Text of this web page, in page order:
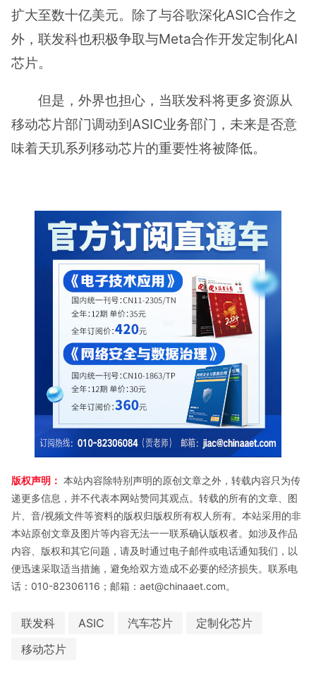
扩大至数十亿美元。除了与谷歌深化ASIC合作之
外，联发科也积极争取与Meta合作开发定制化AI
芯片。
但是，外界也担心，当联发科将更多资源从
移动芯片部门调动到ASIC业务部门，未来是否意
味着天玑系列移动芯片的重要性将被降低。
版权声明： 本站内容除特别声明的原创文章之外，转载内容只为传
递更多信息，并不代表本网站赞同其观点。转载的所有的文章、图
片、音/视频文件等资料的版权归版权所有权人所有。本站采用的非
本站原创文章及图片等内容无法一一联系确认版权者。如涉及作品
内容、版权和其它问题，请及时通过电子邮件或电话通知我们，以
便迅速采取适当措施，避免给双方造成不必要的经济损失。联系电
话：010-82306116；邮箱：aet@chinaaet.com。
联发科 ASIC 汽车芯片
定制化芯片
移动芯片